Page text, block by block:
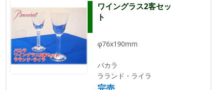
ワイングラス2客セッ
ト
φ76x190mm
バカラ
ラランド・ライラ